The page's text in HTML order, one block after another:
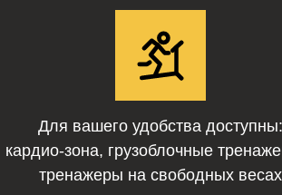
Для вашего удобства доступны:
кардио-зона, грузоблочные
тренажеры на свободных весах